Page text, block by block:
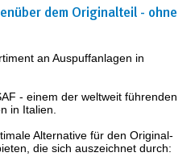
dem Originalteil - ohne
an Auspuffanlagen in
- einem der weltweit führenden
in Italien.
Alternative für den Original-
die sich auszeichnet durch: